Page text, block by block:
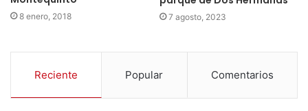
8 enero, 2018 7 agosto, 2023
Reciente Popular Comentarios